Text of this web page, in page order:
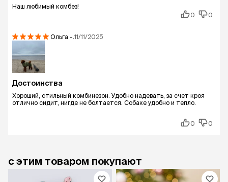
Наш любимый комбез!
0
0
Ольга -.11/11/2025
Достоинства
Хороший, стильный комбинезон. Удобно надевать, за счет кроя
отлично сидит, нигде не болтается. Собаке удобно и тепло.
0 0
с этим товаром покупают